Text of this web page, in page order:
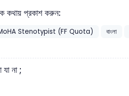
কথায় প্রকাশ করুন:
Stenotypist (FF Quota) বাংলা
না ;